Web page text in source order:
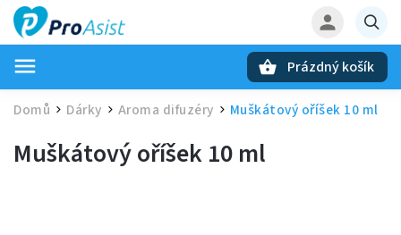
Prázdný košík
Domů / Dárky / Aroma difuzéry / Muškátový oříšek 10 ml
Muškátový oříšek 10 ml